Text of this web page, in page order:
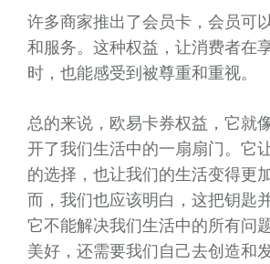
许多商家推出了会员卡，会员可
和服务。这种权益，让消费者在
时，也能感受到被尊重和重视。
总的来说，欧易卡券权益，它就
开了我们生活中的一扇扇门。它
的选择，也让我们的生活变得更
而，我们也应该明白，这把钥匙
它不能解决我们生活中的所有问
美好，还需要我们自己去创造和发